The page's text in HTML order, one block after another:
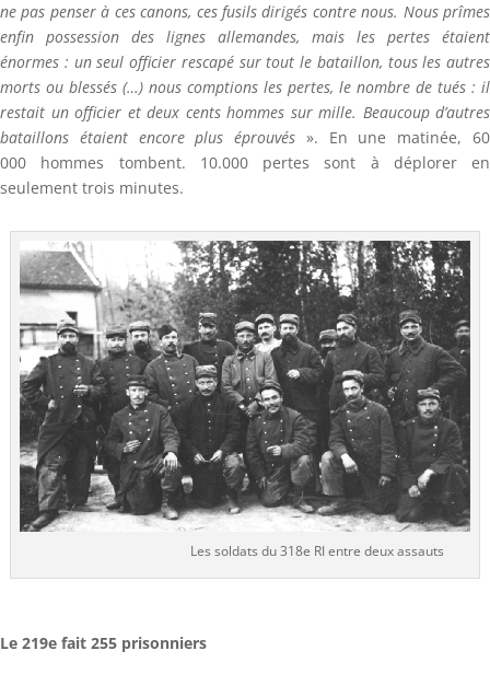
ne pas penser à ces canons, ces fusils dirigés contre nous. Nous prîmes
enfin possession des lignes allemandes, mais les pertes étaient
énormes : un seul officier rescapé sur tout le bataillon, tous les autres
morts ou blessés (…) nous comptions les pertes, le nombre de tués : il
restait un officier et deux cents hommes sur mille. Beaucoup d’autres
bataillons étaient encore plus éprouvés ». En une matinée, 60
000 hommes tombent. 10.000 pertes sont à déplorer en
seulement trois minutes.
Les soldats du 318e RI entre deux assauts
Le 219e fait 255 prisonniers